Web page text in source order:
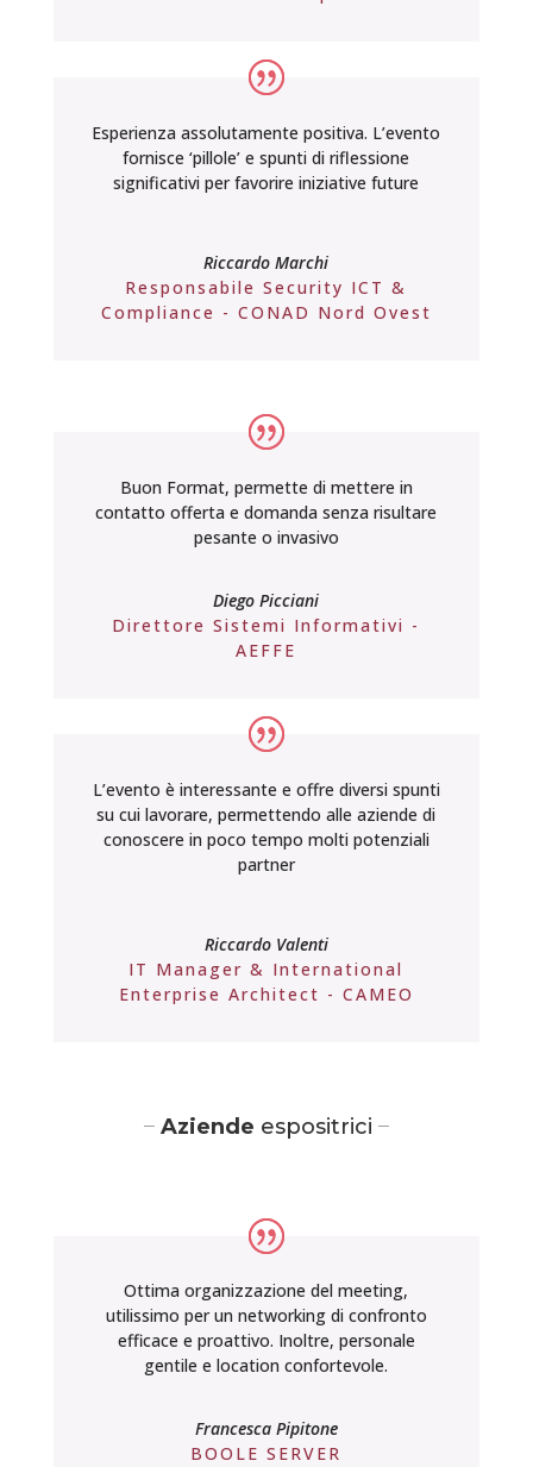
Esperienza assolutamente positiva. L’evento
fornisce ‘pillole’ e spunti di riflessione
significativi per favorire iniziative future
Riccardo Marchi
Responsabile Security ICT &
Compliance - CONAD Nord Ovest
Buon Format, permette di mettere in
contatto offerta e domanda senza risultare
pesante o invasivo
Diego Picciani
Direttore Sistemi Informativi -
AEFFE
L’evento è interessante e offre diversi spunti
su cui lavorare, permettendo alle aziende di
conoscere in poco tempo molti potenziali
partner
Riccardo Valenti
IT Manager & International
Enterprise Architect - CAMEO
– Aziende espositrici –
Ottima organizzazione del meeting,
utilissimo per un networking di confronto
efficace e proattivo. Inoltre, personale
gentile e location confortevole.
Francesca Pipitone
BOOLE SERVER